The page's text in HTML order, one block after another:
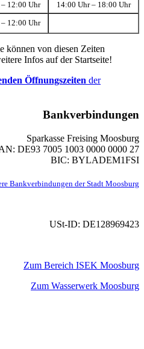
12:00 Uhr 14:00 Uhr – 18:00 Uhr
12:00 Uhr
können von diesen Zeiten
Infos auf der Startseite!
Öffnungszeiten der
Bankverbindungen
Sparkasse Freising Moosburg
DE93 7005 1003 0000 0000 27
BIC: BYLADEM1FSI
Bankverbindungen der Stadt Moosburg
USt-ID: DE128969423
Zum Bereich ISEK Moosburg
Zum Wasserwerk Moosburg